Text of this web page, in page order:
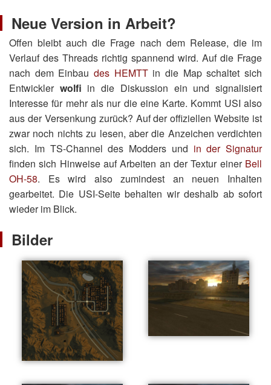
Neue Version in Arbeit?
Offen bleibt auch die Frage nach dem Release, die im
Verlauf des Threads richtig spannend wird. Auf die Frage
nach dem Einbau des HEMTTin die Map schaltet sich
Entwickler wolfi in die Diskussion ein und signalisiert
Interesse für mehr als nur die eine Karte. Kommt USI also
aus der Versenkung zurück? Auf der offiziellen Website ist
zwar noch nichts zu lesen, aber die Anzeichen verdichten
sich. Im TS-Channel des Modders und in der Signatur
finden sich Hinweise auf Arbeiten an der Textur einer Bell
OH-58. Es wird also zumindest an neuen Inhalten
gearbeitet. Die USI-Seite behalten wir deshalb ab sofort
wieder im Blick.
Bilder